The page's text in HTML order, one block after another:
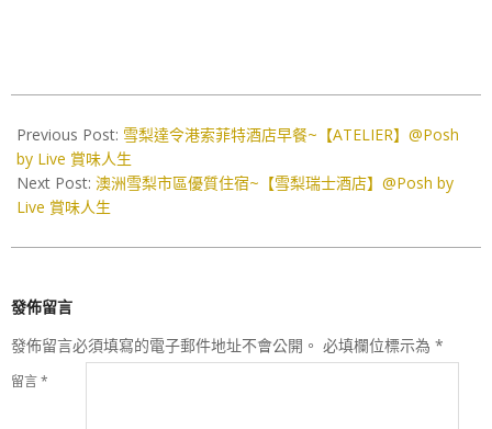
11-
12
Previous Post: 雪梨達令港索菲特酒店早餐~【ATELIER】@Posh
by Live 賞味人生
Next Post: 澳洲雪梨市區優質住宿~【雪梨瑞士酒店】@Posh by
Live 賞味人生
發佈留言
發佈留言必須填寫的電子郵件地址不會公開。 必填欄位標示為 *
留言*